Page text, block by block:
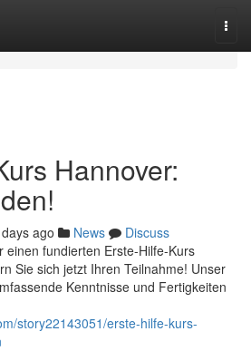
Hannover:
ago News
Discuss
einen fundierten Erste-Hilfe-Kurs
Sie sich jetzt Ihren Teilnahme! Unser
Kenntnisse und Fertigkeiten
story22143051/erste-hilfe-kurs-